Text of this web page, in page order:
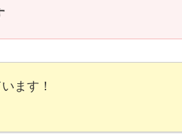
ます！